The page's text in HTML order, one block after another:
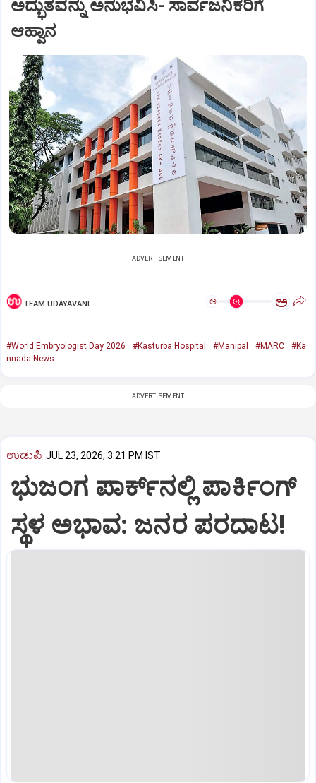
ಅದ್ಭುತವನ್ನು ಅನುಭವಿಸಿ- ಸಾರ್ವಜನಿಕರಿಗೆ
ಆಹ್ವಾನ
ADVERTISEMENT
TEAM UDAYAVANI ಅ ಅ
#World Embryologist Day 2026 #Kasturba Hospital #Manipal #MARC
#Ka
nnada News
ADVERTISEMENT
ಉಡುಪಿ JUL 23, 2026, 3:21 PM IST
ಭುಜಂಗ ಪಾರ್ಕ್‌ನಲ್ಲಿ ಪಾರ್ಕಿಂಗ್‌
ಸ್ಥಳ ಅಭಾವ: ಜನರ ಪರದಾಟ!